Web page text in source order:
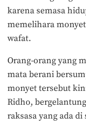
karena semasa
memelihara
wafat.
Orang-orang yang
mata berani
monyet tersebut
Ridho,
raksasa yang ada